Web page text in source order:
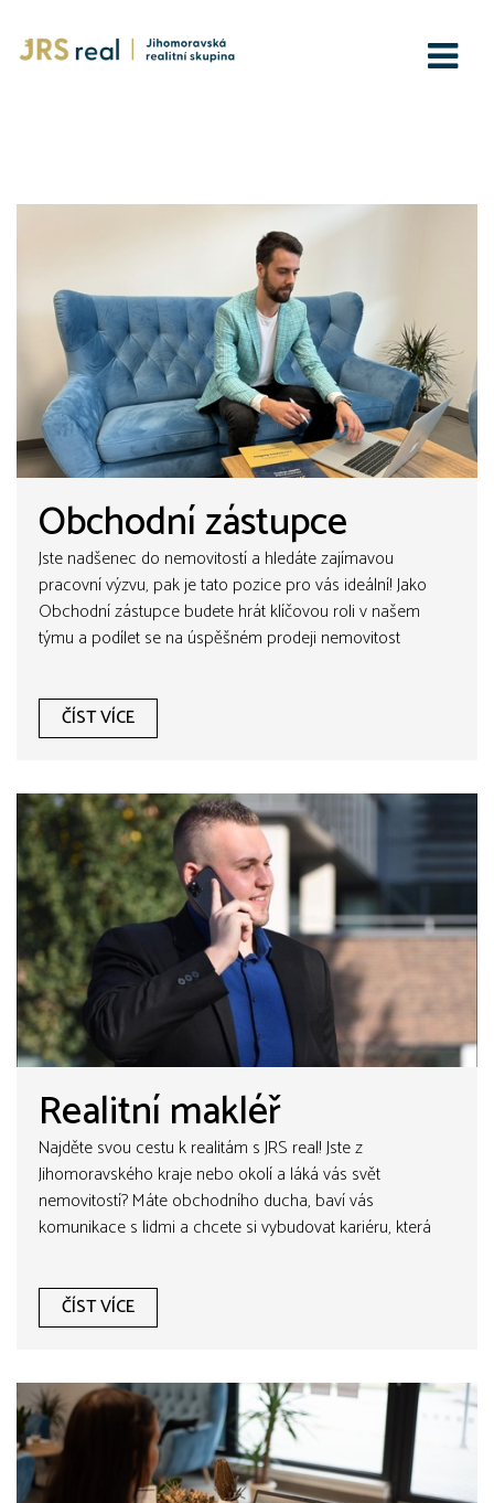
Obchodní zástupce
Jste nadšenec do nemovitostí a hledáte zajímavou
pracovní výzvu, pak je tato pozice pro vás ideální! Jako
Obchodní zástupce budete hrát klíčovou roli v našem
týmu a podílet se na úspěšném prodeji nemovitost
ČÍST VÍCE
Realitní makléř
Najděte svou cestu k realitám s JRS real! Jste z
Jihomoravského kraje nebo okolí a láká vás svět
nemovitostí? Máte obchodního ducha, baví vás
komunikace s lidmi a chcete si vybudovat kariéru, která
Pak pro vás máme skvělou příležitost!
ČÍST VÍCE